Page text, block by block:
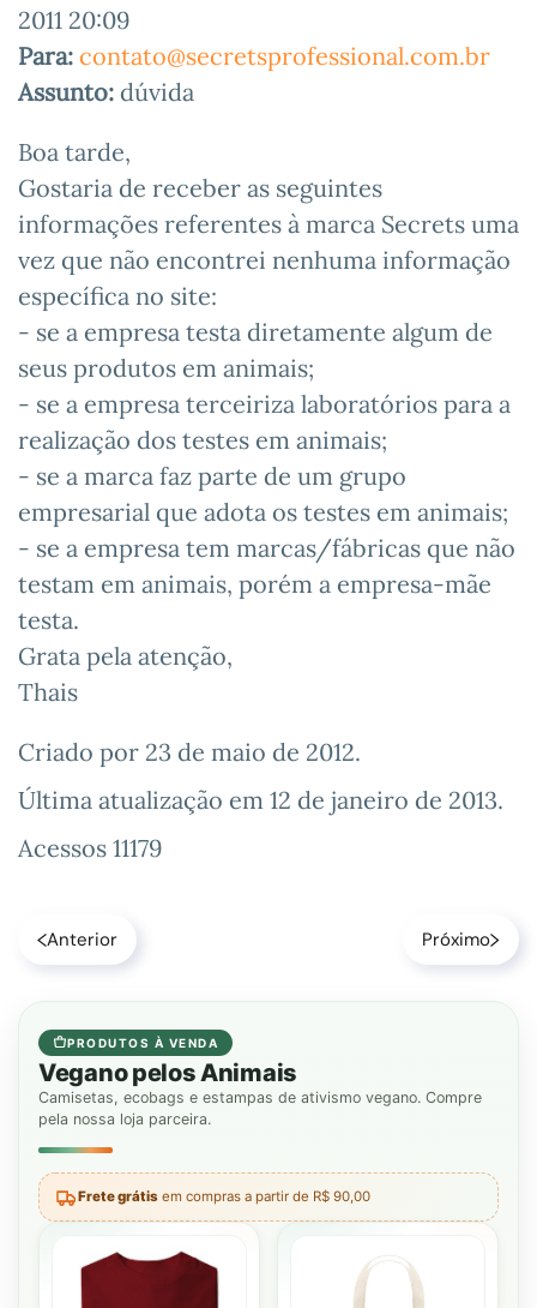
2011 20:09
Para: contato@secretsprofessional.com.br
Assunto: dúvida
Boa tarde,
Gostaria de receber as seguintes
informações referentes à marca Secrets uma
vez que não encontrei nenhuma informação
específica no site:
- se a empresa testa diretamente algum de
seus produtos em animais;
- se a empresa terceiriza laboratórios para a
realização dos testes em animais;
- se a marca faz parte de um grupo
empresarial que adota os testes em animais;
- se a empresa tem marcas/fábricas que não
testam em animais, porém a empresa-mãe
testa.
Grata pela atenção,
Thais
Criado por 23 de maio de 2012.
Última atualização em 12 de janeiro de 2013.
Acessos 11179
Anterior Próximo
PRODUTOS À VENDA
Vegano pelos Animais
Camisetas, ecobags e estampas de ativismo vegano. Compre
pela nossa loja parceira.
Frete grátis em compras a partir de R$ 90,00